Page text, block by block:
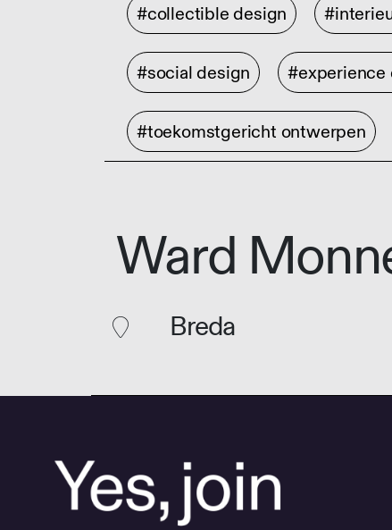
#collectible design
#social design #experience
#toekomstgericht ontwerpen
Ward
Breda